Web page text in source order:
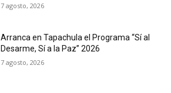
7 agosto, 2026
Arranca en Tapachula el Programa “Sí al
Desarme, Sí a la Paz” 2026
7 agosto, 2026